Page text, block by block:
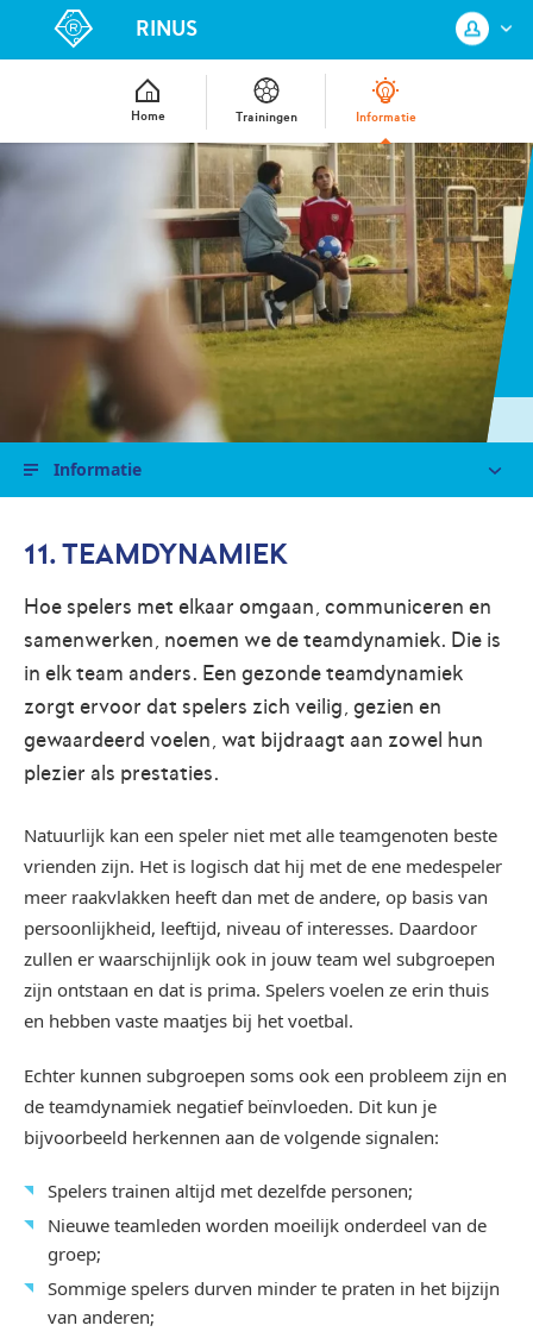
RINUS
Home Trainingen Informatie
Log in met je KNVB Account of maak
een nieuw KNVB Account aan.
Inloggen
Registreren
Informatie
11. TEAMDYNAMIEK
Hoe spelers met elkaar omgaan, communiceren en
samenwerken, noemen we de teamdynamiek. Die is
in elk team anders. Een gezonde teamdynamiek
zorgt ervoor dat spelers zich veilig, gezien en
gewaardeerd voelen, wat bijdraagt aan zowel hun
plezier als prestaties.
Natuurlijk kan een speler niet met alle teamgenoten beste
vrienden zijn. Het is logisch dat hij met de ene medespeler
meer raakvlakken heeft dan met de andere, op basis van
persoonlijkheid, leeftijd, niveau of interesses. Daardoor
zullen er waarschijnlijk ook in jouw team wel subgroepen
zijn ontstaan en dat is prima. Spelers voelen ze erin thuis
en hebben vaste maatjes bij het voetbal.
Echter kunnen subgroepen soms ook een probleem zijn en
de teamdynamiek negatief beïnvloeden. Dit kun je
bijvoorbeeld herkennen aan de volgende signalen:
Spelers trainen altijd met dezelfde personen;
Nieuwe teamleden worden moeilijk onderdeel van de
groep;
Sommige spelers durven minder te praten in het bijzijn
van anderen;